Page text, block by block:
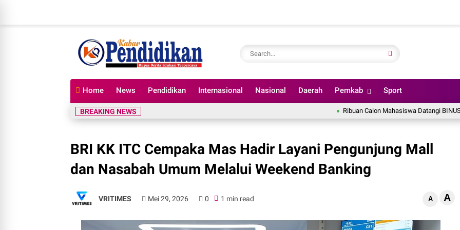
Home News Pendidikan Internasional Nasional Daerah Pemkab Sport
BREAKING NEWS Ribuan Calon Mahasiswa Datangi BINUS
BRI KK ITC Cempaka Mas Hadir Layani Pengunjung Mall
dan Nasabah Umum Melalui Weekend Banking
VRITIMES Mei 29, 2026 0 1 min read A A